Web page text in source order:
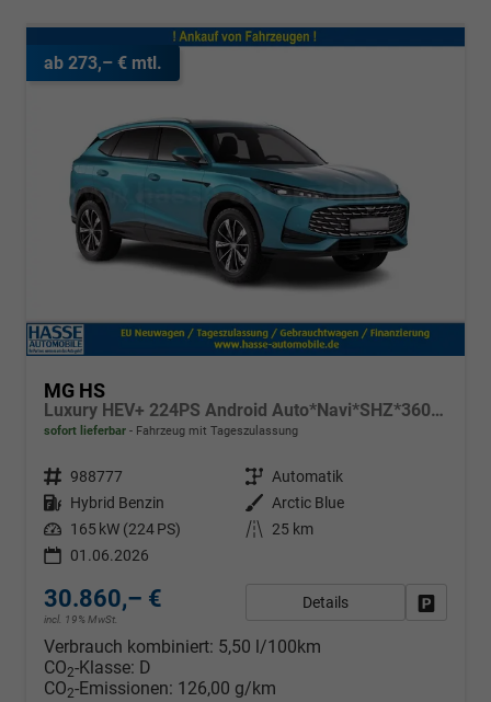
ab 273,– € mtl.
MG HS
Luxury HEV+ 224PS Android Auto*Navi*SHZ*360° Kamera*Keyless*Leder*E-Heck/PDC v/h*
sofort lieferbar Fahrzeug mit Tageszulassung
Fahrzeugnr. 988777 Getriebe Automatik
Kraftstoff Hybrid Benzin Außenfarbe
Arctic Blue
Leistung 165 kW (224 PS) Kilometerstand
25 km
01.06.2026
30.860,– €
incl. 19% MwSt.
Details
Verbrauch kombiniert: 5,50 l/100km
CO2-Klasse: D
CO2-Emissionen: 126,00 g/km